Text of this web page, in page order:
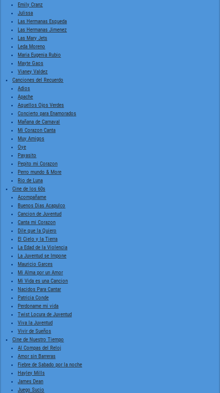
Emily Cranz
Julissa
Las Hermanas Esqueda
Las Hermanas Jimenez
Las Mary Jets
Leda Moreno
Maria Eugenia Rubio
Mayte Gaos
Vianey Valdez
Canciones del Recuerdo
Adios
Apache
Aquellos Ojos Verdes
Concierto para Enamorados
Mañana de Carnaval
Mi Corazon Canta
Muy Amigos
Oye
Payasito
Pepito mi Corazon
Perro mundo & More
Rio de Luna
Cine de los 60s
Acompañame
Buenos Dias Acapulco
Cancion de Juventud
Canta mi Corazon
Dile que la Quiero
El Cielo y la Tierra
La Edad de la Violencia
La Juventud se Impone
Mauricio Garces
Mi Alma por un Amor
Mi Vida es una Cancion
Nacidos Para Cantar
Patricia Conde
Perdoname mi vida
Twist Locura de Juventud
Viva la Juventud
Vivir de Sueños
Cine de Nuestro Tiempo
Al Compas del Reloj
Amor sin Barreras
Fiebre de Sabado por la noche
Hayley Mills
James Dean
Juego Sucio